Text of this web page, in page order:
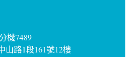
機7489
山路1段161號12樓